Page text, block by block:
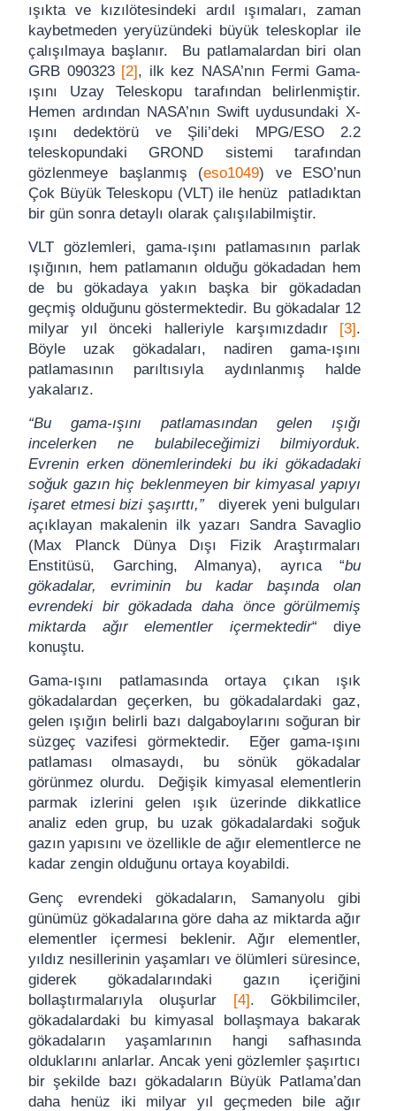
ışıkta ve kızılötesindeki ardıl ışımaları, zaman
kaybetmeden yeryüzündeki büyük teleskoplar ile
çalışılmaya başlanır. Bu patlamalardan biri olan
GRB 090323 [2], ilk kez NASA’nın Fermi Gama-
ışını Uzay Teleskopu tarafından belirlenmiştir.
Hemen ardından NASA’nın Swift uydusundaki X-
ışını dedektörü ve Şili’deki MPG/ESO 2.2
teleskopundaki GROND sistemi tarafından
gözlenmeye başlanmış (eso1049) ve ESO’nun
Çok Büyük Teleskopu (VLT) ile henüz patladıktan
bir gün sonra detaylı olarak çalışılabilmiştir.
VLT gözlemleri, gama-ışını patlamasının parlak
ışığının, hem patlamanın olduğu gökadadan hem
de bu gökadaya yakın başka bir gökadadan
geçmiş olduğunu göstermektedir. Bu gökadalar 12
milyar yıl önceki halleriyle karşımızdadır [3].
Böyle uzak gökadaları, nadiren gama-ışını
patlamasının parıltısıyla aydınlanmış halde
yakalarız.
“Bu gama-ışını patlamasından gelen ışığı
incelerken ne bulabileceğimizi bilmiyorduk.
Evrenin erken dönemlerindeki bu iki gökadadaki
soğuk gazın hiç beklenmeyen bir kimyasal yapıyı
işaret etmesi bizi şaşırttı,”
diyerek yeni bulguları
açıklayan makalenin ilk yazarı Sandra Savaglio
(Max Planck Dünya Dışı Fizik Araştırmaları
Enstitüsü, Garching, Almanya), ayrıca “bu
gökadalar, evriminin bu kadar başında olan
evrendeki bir gökadada daha önce görülmemiş
miktarda ağır elementler içermektedir“ diye
konuştu.
Gama-ışını patlamasında ortaya çıkan ışık
gökadalardan geçerken, bu gökadalardaki gaz,
gelen ışığın belirli bazı dalgaboylarını soğuran bir
süzgeç vazifesi görmektedir. Eğer gama-ışını
patlaması olmasaydı, bu sönük gökadalar
görünmez olurdu. Değişik kimyasal elementlerin
parmak izlerini gelen ışık üzerinde dikkatlice
analiz eden grup, bu uzak gökadalardaki soğuk
gazın yapısını ve özellikle de ağır elementlerce ne
kadar zengin olduğunu ortaya koyabildi.
Genç evrendeki gökadaların, Samanyolu gibi
günümüz gökadalarına göre daha az miktarda ağır
elementler içermesi beklenir. Ağır elementler,
yıldız nesillerinin yaşamları ve ölümleri süresince,
giderek gökadalarındaki gazın içeriğini
bollaştırmalarıyla oluşurlar [4]. Gökbilimciler,
gökadalardaki bu kimyasal bollaşmaya bakarak
gökadaların yaşamlarının hangi safhasında
olduklarını anlarlar. Ancak yeni gözlemler şaşırtıcı
bir şekilde bazı gökadaların Büyük Patlama’dan
daha henüz iki milyar yıl geçmeden bile ağır